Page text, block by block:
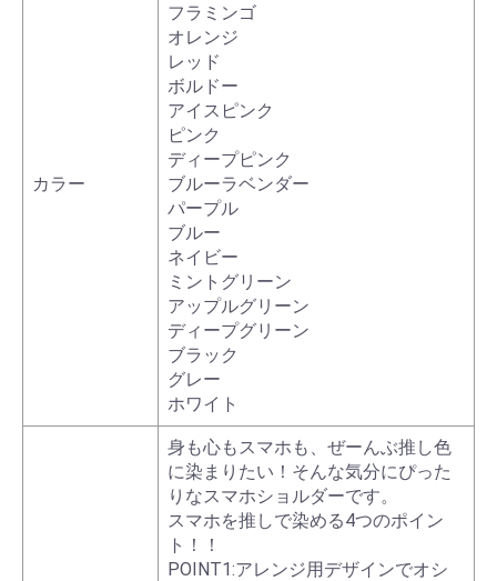
カラー
フラミンゴ
オレンジ
レッド
ボルドー
アイスピンク
ピンク
ディープピンク
ブルーラベンダー
パープル
ブルー
ネイビー
ミントグリーン
アップルグリーン
ディープグリーン
ブラック
グレー
ホワイト
身も心もスマホも、ぜーんぶ推し色
に染まりたい！そんな気分にぴった
りなスマホショルダーです。
スマホを推しで染める4つのポイン
ト！！
POINT1:アレンジ用デザインでオシ